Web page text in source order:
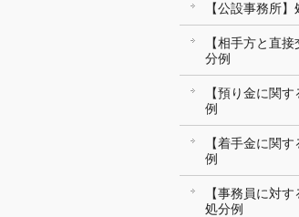
【公設事務所
【相手方と直
分例
【預り金に関
例
【着手金に関
例
【事務員に対
処分例